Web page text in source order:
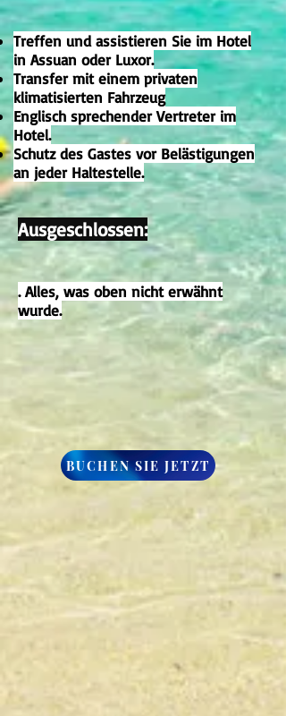
Treffen und assistieren Sie im Hotel
in Assuan oder Luxor.
Transfer mit einem privaten
klimatisierten Fahrzeug
Englisch sprechender Vertreter im
Hotel.
Schutz des Gastes vor Belästigungen
an jeder Haltestelle.
Ausgeschlossen:
. Alles, was oben nicht erwähnt
wurde.
BUCHEN SIE JETZT